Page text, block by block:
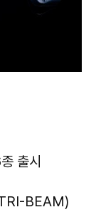
출시
BEAM)